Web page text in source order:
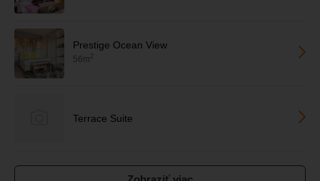
Prestige Ocean View
56m 2
Terrace Suite